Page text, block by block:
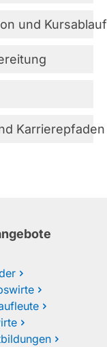
und Kursablauf
Karrierepfaden